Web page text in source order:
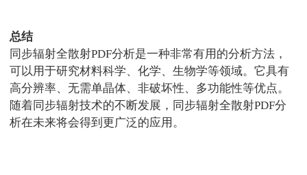
总结
同步辐射全散射PDF分析是一种非常有用的分析方法，
可以用于研究材料科学、化学、生物学等领域。它具有
高分辨率、无需单晶体、非破坏性、多功能性等优点。
随着同步辐射技术的不断发展，同步辐射全散射PDF分
析在未来将会得到更广泛的应用。